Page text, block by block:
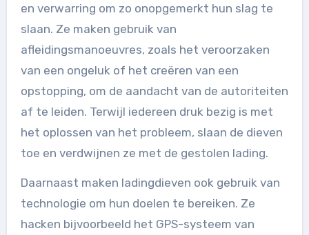
en verwarring om zo onopgemerkt hun slag te
slaan. Ze maken gebruik van
afleidingsmanoeuvres, zoals het veroorzaken
van een ongeluk of het creëren van een
opstopping, om de aandacht van de autoriteiten
af te leiden. Terwijl iedereen druk bezig is met
het oplossen van het probleem, slaan de dieven
toe en verdwijnen ze met de gestolen lading.
Daarnaast maken ladingdieven ook gebruik van
technologie om hun doelen te bereiken. Ze
hacken bijvoorbeeld het GPS-systeem van